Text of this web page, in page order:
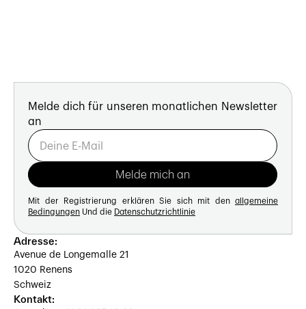
Melde dich für unseren monatlichen Newsletter
an
Mit der Registrierung erklären Sie sich mit den allgemeine
Bedingungen Und die Datenschutzrichtlinie
Adresse:
Avenue de Longemalle 21
1020 Renens
Schweiz
Kontakt: